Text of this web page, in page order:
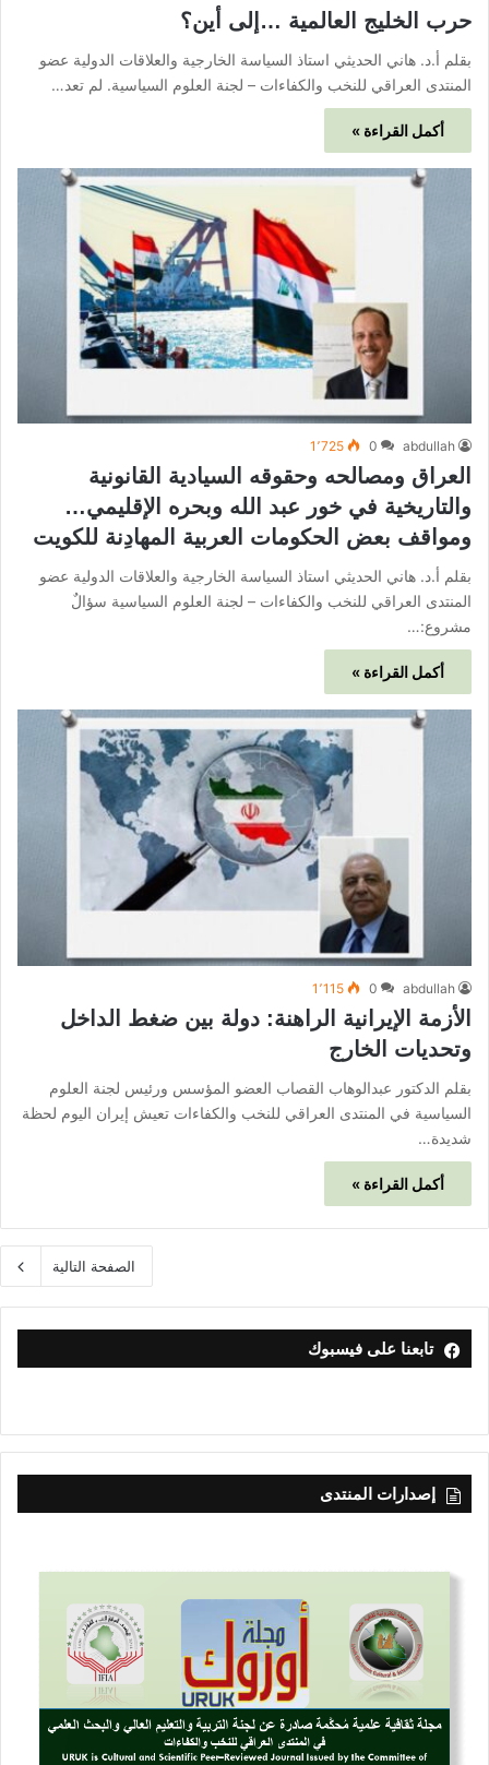
حرب الخليج العالمية …إلى أين؟
بقلم أ.د. هاني الحديثي استاذ السياسة الخارجية والعلاقات الدولية عضو
المنتدى العراقي للنخب والكفاءات – لجنة العلوم السياسية. لم تعد…
أكمل القراءة »
abdullah
0 1٬725
العراق ومصالحه وحقوقه السيادية القانونية
والتاريخية في خور عبد الله وبحره الإقليمي…
ومواقف بعض الحكومات العربية المهادِنة للكويت
بقلم أ.د. هاني الحديثي استاذ السياسة الخارجية والعلاقات الدولية عضو
المنتدى العراقي للنخب والكفاءات – لجنة العلوم السياسية سؤالٌ
مشروع:…
أكمل القراءة »
abdullah
0 1٬115
الأزمة الإيرانية الراهنة: دولة بين ضغط الداخل
وتحديات الخارج
بقلم الدكتور عبدالوهاب القصاب العضو المؤسس ورئيس لجنة العلوم
السياسية في المنتدى العراقي للنخب والكفاءات تعيش إيران اليوم لحظة
شديدة…
أكمل القراءة »
الصفحة التالية
تابعنا على فيسبوك
إصدارات المنتدى